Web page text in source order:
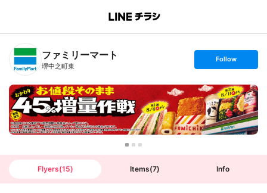
B
n
T
ファミリーマート
堺中之町東
s
t
o
l
l
o
w
Follow
Flyers(15) Items(7) Info